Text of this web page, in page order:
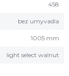
458
bez umyvadla
1005 mm
light select walnut